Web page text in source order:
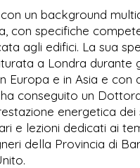
un background
con specifiche
agli edifici. La sua
a Londra
Europa e in Asia e
conseguito un
energetica
e lezioni dedicati ai
della Provincia di